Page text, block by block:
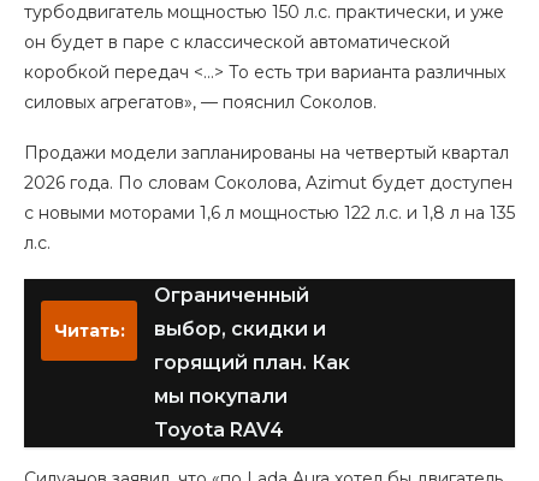
турбодвигатель мощностью 150 л.с. практически, и уже
он будет в паре с классической автоматической
коробкой передач <…> То есть три варианта различных
силовых агрегатов», — пояснил Соколов.
Продажи модели запланированы на четвертый квартал
2026 года. По словам Соколова, Azimut будет доступен
с новыми моторами 1,6 л мощностью 122 л.с. и 1,8 л на 135
л.с.
Читать:
Ограниченный
выбор, скидки и
горящий план. Как
мы покупали
Toyota RAV4